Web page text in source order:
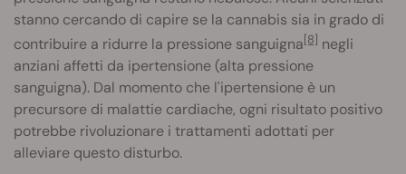
stanno cercando di capire se la cannabis sia in grado di
contribuire a ridurre la pressione sanguigna[8] negli
anziani affetti da ipertensione (alta pressione
sanguigna). Dal momento che l'ipertensione è un
precursore di malattie cardiache, ogni risultato positivo
potrebbe rivoluzionare i trattamenti adottati per
alleviare questo disturbo.